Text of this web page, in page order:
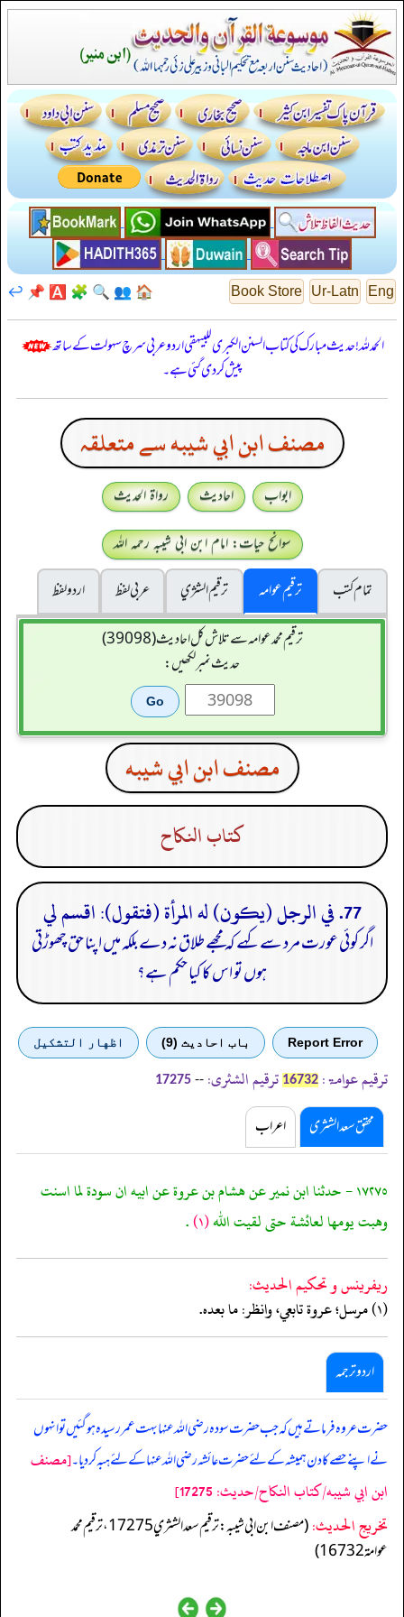
Eng
Ur-Latn
Book Store
🏠
👥
🔍
🧩
🅰️
📌
↩️
الحمدللہ! حدیث مبارک کی کتاب السنن الكبرى للبيهقي اردو عربی سرچ سہولت کے ساتھ
پیش کر دی گئی ہے۔
مصنف ابن ابي شيبه سے متعلقہ
ابواب احادیث
رواۃ الحدیث
سوانح حیات: امام ابن ابی شیبہ رحمہ اللہ
تمام کتب
ترقیم عوامہ ترقيم الشژي عربی لفظ
اردو لفظ
ترقیم محمدعوامہ سے تلاش کل احادیث (39098)
حدیث نمبر لکھیں:
مصنف ابن ابي شيبه
كتاب النكاح
77. في الرجل (يكون) له المرأة (فتقول): اقسم لي
اگر کوئی عورت مرد سے کہے کہ مجھے طلاق نہ دے بلکہ میں اپنا حق چھوڑتی
ہوں تو اس کا کیا حکم ہے؟
Report Error باب احادیث (9) اظهار التشكيل
ترقیم عوامۃ: 16732 ترقیم الشثری: --
17275
محقق سعد الشثری اعراب
١٧٢٧٥ - حدثنا ابن نمير عن هشام بن عروة عن ابيه ان سودة لما اسنت
وهبت يومها لعائشة حتى لقيت الله(١) .
ريفرينس و تحكيم الحدیث:
(١) مرسل؛ عروة تابعي، وانظر: ما بعده.
اردو ترجمہ
حضرت عروہ فرماتے ہیں کہ جب حضرت سودہ رضی اللہ عنہا بہت عمر رسیدہ ہوگئیں تو انہوں
نے اپنے حصے کا دن ہمیشہ کے لئے حضرت عائشہ رضی اللہ عنہا کے لئے ہبہ کردیا۔[مصنف
ابن ابي شيبه/كتاب النكاح/حدیث: 17275]
تخریج الحدیث:
(مصنف ابن ابي شيبه: ترقيم سعد الشثري 17275، ترقيم محمد
عوامة 16732)